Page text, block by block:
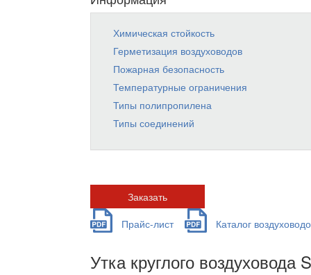
Химическая стойкость
Герметизация воздуховодов
Пожарная безопасность
Температурные ограничения
Типы полипропилена
Типы соединений
Заказать
Прайс-лист
Каталог
Утка круглого воздуховода